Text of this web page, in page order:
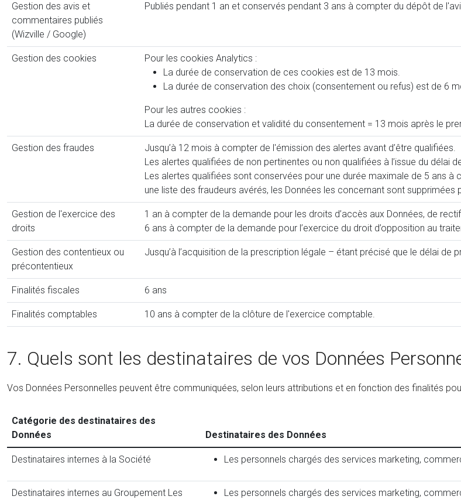
Gestion des avis et
commentaires publiés
(Wizville / Google)
Publiés pendant 1 an et conservés pendant 3 ans à compter du dépôt de
Gestion des cookies
Pour les cookies Analytics :
La durée de conservation de ces cookies est de 13 mois.
La durée de conservation des choix (consentement ou refus) est de 6
Pour les autres cookies :
La durée de conservation et validité du consentement = 13 mois après le
Gestion des fraudes
Jusqu’à 12 mois à compter de l'émission des alertes avant d’être qualifiées.
Les alertes qualifiées de non pertinentes ou non qualifiées à l’issue du délai
Les alertes qualifiées sont conservées pour une durée maximale de 5 ans
une liste des fraudeurs avérés, les Données les concernant sont
Gestion de l'exercice des
droits
1 an à compter de la demande pour les droits d’accès aux Données, de
6 ans à compter de la demande pour l’exercice du droit d’opposition au
Gestion des contentieux ou
précontentieux
Jusqu’à l’acquisition de la prescription légale – étant précisé que le délai
Finalités fiscales 6 ans
Finalités comptables 10 ans à compter de la clôture de l'exercice comptable.
7. Quels sont les destinataires de vos Données
Vos Données Personnelles peuvent être communiquées, selon leurs attributions et en fonction des finalités
Catégorie des destinataires des
Données
Destinataires des Données
Destinataires internes à la Société Les personnels chargés des services marketing,
Destinataires internes au Groupement Les
Les personnels chargés des services marketing,